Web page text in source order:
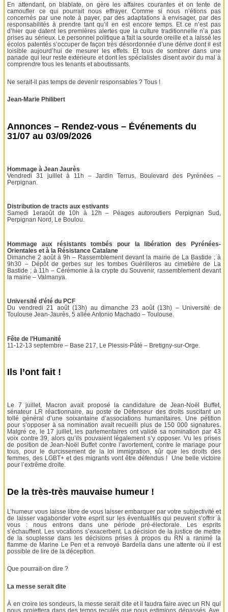
En attendant, on blablate, on gère les affaires courantes et on tente de
camoufler ce qui pourrait nous effrayer. Comme si nous n’étions pas
concernés par une note à payer, par des adaptations à envisager, par des
responsabilités à prendre tant qu’il en est encore temps. Et ce n’est pas
d’hier que datent les premières alertes que la culture traditionnelle n’a pas
prises au sérieux. Le personnel politique a fait la sourde oreille et a laissé les
écolos patentés s’occuper de façon très désordonnée d’une dérive dont il est
loisible aujourd’hui de mesurer les effets. Et tous de sombrer dans une
panade qui leur reste extérieure et dont les spécialistes disent avoir du mal à
comprendre tous les tenants et aboutissants.
Ne serait-il pas temps de devenir responsables ? Tous !
Jean-Marie Philibert
Annonces – Rendez-vous – Événements du
31/07 au 03/09/2026
Hommage à Jean Jaurès
Vendredi 31 juillet à 11h – Jardin Terrus, Boulevard des Pyrénées –
Perpignan.
Distribution de tracts aux estivants
Samedi 1eraoût de 10h à 12h – Péages autoroutiers Perpignan Sud,
Perpignan Nord, Le Boulou.
Hommage aux résistants tombés pour la libération des Pyrénées-
Orientales et à la Résistance Catalane
Dimanche 2 août à 9h – Rassemblement devant la mairie de La Bastide ; à
9h30 – Dépôt de gerbes sur les tombes Guérilleros au cimetière de La
Bastide ; à 11h – Cérémonie à la crypte du Souvenir, rassemblement devant
la mairie – Valmanya.
Université d’été du PCF
Du vendredi 21 août (13h) au dimanche 23 août (13h) – Université de
Toulouse Jean-Jaurès, 5 allée Antonio Machado – Toulouse.
Fête de l’Humanité
11-12-13 septembre – Base 217, Le Plessis-Pâté – Bretigny-sur-Orge.
Ils l’ont fait !
Le 7 juillet, Macron avait proposé la candidature de Jean-Noël Buffet,
sénateur LR réactionnaire, au poste de Défenseur des droits suscitant un
tollé général d’une soixantaine d’associations humanitaires. Une pétition
pour s’opposer à sa nomination avait recueilli plus de 150 000 signatures.
Malgré ce, le 17 juillet, les parlementaires ont validé sa nomination par 43
voix contre 39, alors qu’ils pouvaient légalement s’y opposer. Vu les prises
de position de Jean-Noël Buffet contre l’avortement, contre le mariage pour
tous, pour le durcissement de la loi immigration, sûr que les droits des
femmes, des LGBT+ et des migrants vont être défendus ! Une belle victoire
pour l’extrême droite.
De la très-très mauvaise humeur !
L’humeur vous laisse libre de vous laisser embarquer par votre subjectivité et
de laisser vagabonder votre esprit sur les éventualités qui peuvent s’offrir à
vous : nous entrons dans une période pré-électorale. Les esprits
s’échauffent. Les vocations s’exacerbent. La décision de la justice de mettre
de la souplesse dans les décisions prises à propos du RN a ranimé la
flamme de Marine Le Pen et a renvoyé Bardella dans une attente où il est
possible de lire de la déception.
Que pourrait-on dire ?
La messe serait dite
À en croire les sondeurs, la messe serait dite et il faudra faire avec un RN qui